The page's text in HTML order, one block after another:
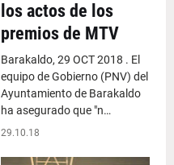
los actos de los
premios de MTV
Barakaldo, 29 OCT 2018 . El
equipo de Gobierno (PNV) del
Ayuntamiento de Barakaldo
ha asegurado que "n…
29.10.18